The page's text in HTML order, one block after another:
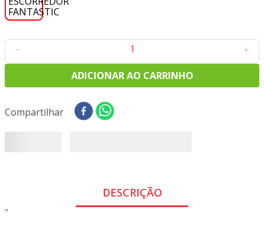
＋
－
ADICIONAR AO CARRINHO
Compartilhar
DESCRIÇÃO
"
8º
tricoline digital